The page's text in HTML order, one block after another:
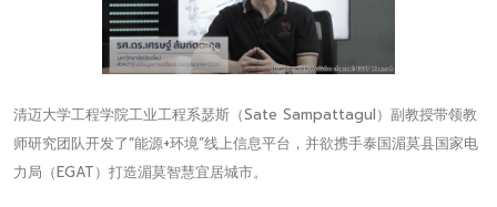
清迈大学工程学院工业工程系瑟斯（Sate Sampattagul）副教授带领教
师研究团队开发了“能源+环境”线上信息平台，并欲携手泰国湄莫县国家电
力局（EGAT）打造湄莫智慧宜居城市。